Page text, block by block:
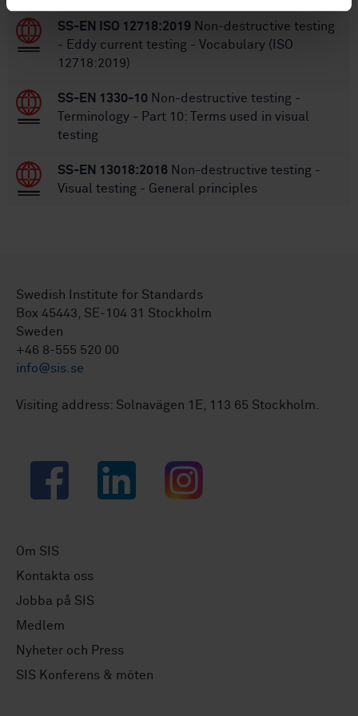
SS-EN ISO 12718:2019 Non-destructive testing
- Eddy current testing - Vocabulary (ISO
12718:2019)
SS-EN 1330-10 Non-destructive testing -
Terminology - Part 10: Terms used in visual
testing
SS-EN 13018:2016 Non-destructive testing -
Visual testing - General principles
Swedish Institute for Standards
Box 45443, SE-104 31 Stockholm
Sweden
+46 8-555 520 00
info@sis.se
Visiting address: Solnavägen 1E, 113 65 Stockholm.
Facebook LinkedIn Instagram
Om SIS
Kontakta oss
Jobba på SIS
Medlem
Nyheter och Press
SIS Konferens & möten